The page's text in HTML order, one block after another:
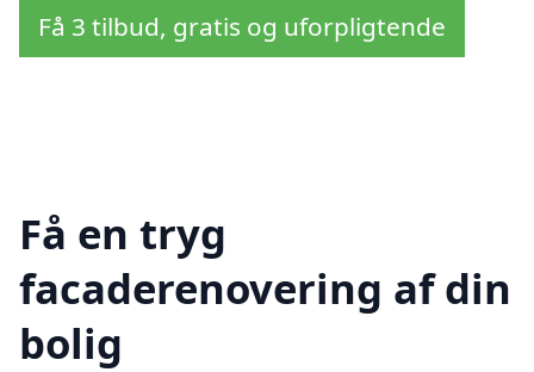
Få 3 tilbud, gratis og uforpligtende
Få en tryg
facaderenovering af din
bolig